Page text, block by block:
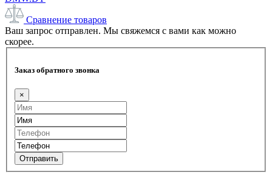
Сравнение товаров
Ваш запрос отправлен. Мы свяжемся с вами как можно
скорее.
Заказ обратного звонка
×
Отправить